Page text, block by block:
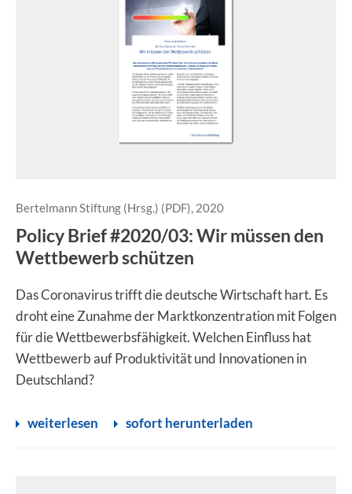
Bertelmann Stiftung (Hrsg.) (PDF), 2020
Policy Brief #2020/03: Wir müssen den
Wettbewerb schützen
Das Coronavirus trifft die deutsche Wirtschaft hart. Es
droht eine Zunahme der Marktkonzentration mit Folgen
für die Wettbewerbsfähigkeit. Welchen Einfluss hat
Wettbewerb auf Produktivität und Innovationen in
Deutschland?
weiterlesen sofort herunterladen